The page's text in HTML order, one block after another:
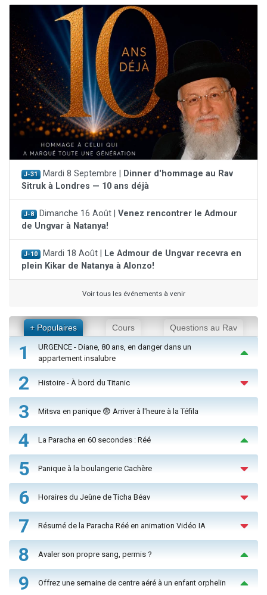
J-31 Mardi 8 Septembre |
Dinner d'hommage au Rav
Sitruk à Londres — 10 ans déjà
J-8 Dimanche 16 Août | Venez rencontrer le Admour
de Ungvar à Natanya!
J-10 Mardi 18 Août |
Le Admour de Ungvar recevra en
plein Kikar de Natanya à Alonzo!
Voir tous les événements à venir
+ Populaires Cours Questions au Rav
1
URGENCE - Diane, 80 ans, en danger dans un
appartement insalubre
2 Histoire - À bord du Titanic
3 Mitsva en panique 😨 Arriver à l'heure à la Téfila
4 La Paracha en 60 secondes : Réé
5 Panique à la boulangerie Cachère
6 Horaires du Jeûne de Ticha Béav
7 Résumé de la Paracha Réé en animation Vidéo IA
8 Avaler son propre sang, permis ?
9 Offrez une semaine de centre aéré à un enfant orphelin